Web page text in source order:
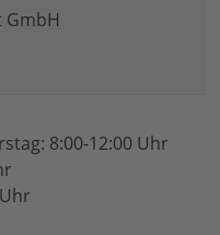
GmbH
8:00-12:00 Uhr